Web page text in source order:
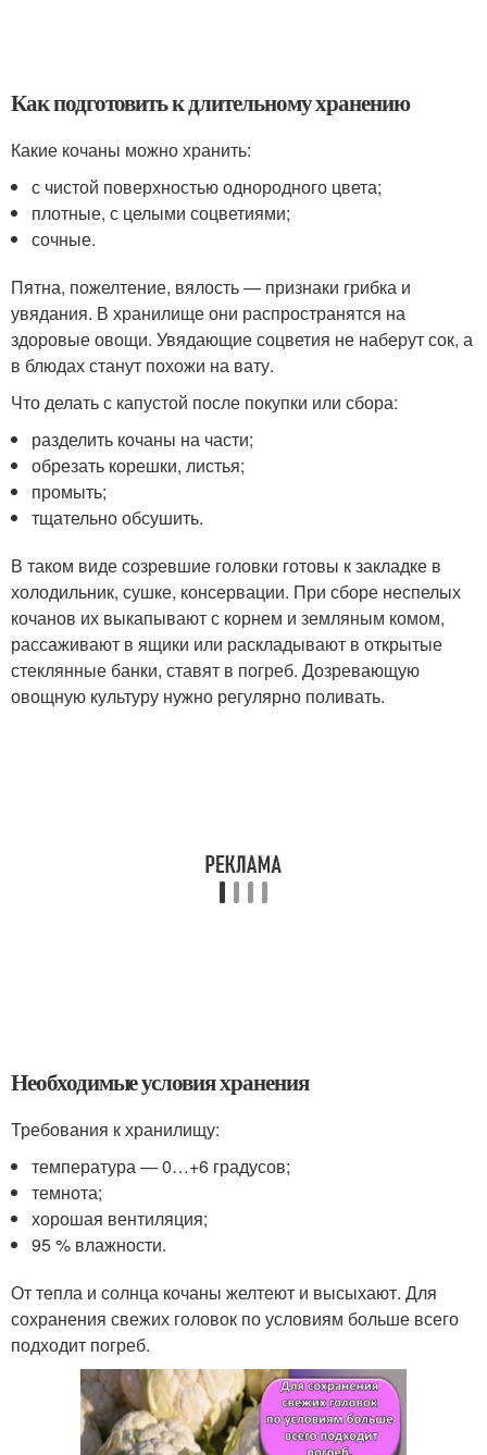
Как подготовить к длительному хранению
Какие кочаны можно хранить:
с чистой поверхностью однородного цвета;
плотные, с целыми соцветиями;
сочные.
Пятна, пожелтение, вялость — признаки грибка и
увядания. В хранилище они распространятся на
здоровые овощи. Увядающие соцветия не наберут сок, а
в блюдах станут похожи на вату.
Что делать с капустой после покупки или сбора:
разделить кочаны на части;
обрезать корешки, листья;
промыть;
тщательно обсушить.
В таком виде созревшие головки готовы к закладке в
холодильник, сушке, консервации. При сборе неспелых
кочанов их выкапывают с корнем и земляным комом,
рассаживают в ящики или раскладывают в открытые
стеклянные банки, ставят в погреб. Дозревающую
овощную культуру нужно регулярно поливать.
Необходимые условия хранения
Требования к хранилищу:
температура — 0…+6 градусов;
темнота;
хорошая вентиляция;
95 % влажности.
От тепла и солнца кочаны желтеют и высыхают. Для
сохранения свежих головок по условиям больше всего
подходит погреб.